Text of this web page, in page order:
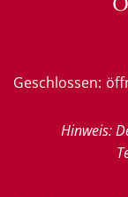
Klicken, um
Geschlossen:
Hinweis: